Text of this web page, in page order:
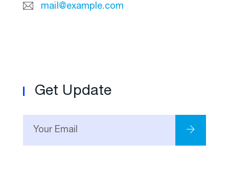
mail@example.com
Get Update